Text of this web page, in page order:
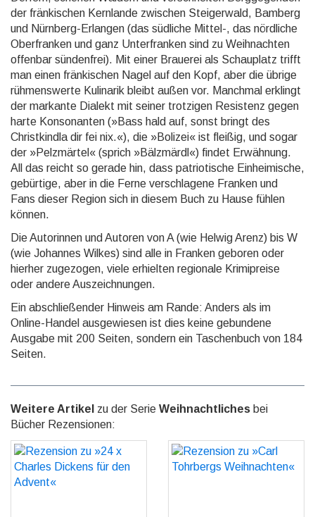
der fränki­schen Kern­lande zwischen Steiger­wald, Bamberg
und Nürnberg-Erlangen (das südliche Mittel-, das nördliche
Ober­franken und ganz Unter­franken sind zu Weihnachten
offenbar sünden­frei). Mit einer Brauerei als Schau­platz trifft
man einen fränki­schen Nagel auf den Kopf, aber die übrige
rühmens­werte Kulinarik bleibt außen vor. Manchmal erklingt
der markante Dialekt mit seiner trotzigen Resis­tenz gegen
harte Konso­nanten (»Bass hald auf, sonst bringt des
Christkindla dir fei nix.«), die »Bolizei« ist fleißig, und sogar
der »Pelzmärtel« (sprich »Bälzmärdl«) findet Erwäh­nung.
All das reicht so gerade hin, dass patriotische Einheimi­sche,
gebür­tige, aber in die Ferne verschla­gene Franken und
Fans dieser Region sich in diesem Buch zu Hause fühlen
können.
Die Autorinnen und Autoren von A (wie Helwig Arenz) bis W
(wie Johannes Wilkes) sind alle in Franken geboren oder
hierher zugezogen, viele erhielten regionale Krimipreise
oder andere Auszeich­nungen.
Ein abschließender Hinweis am Rande: Anders als im
Online-Handel ausgewiesen ist dies keine gebundene
Ausgabe mit 200 Seiten, sondern ein Taschenbuch von 184
Seiten.
Weitere Artikel zu der Serie Weihnachtliches bei
Bücher Rezensionen:
Rezension zu »24 x
Charles Dickens für den
Rezension zu »Carl
Tohrbergs Weihnachten«